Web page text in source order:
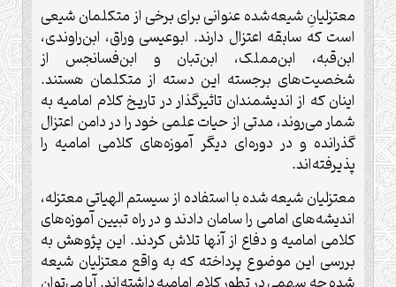
معتزلیانِ شیعه‌شده عنوانی برای برخی از متکلمان شیعی
است که سابقه اعتزال دارند. ابوعیسی وراق، ابن‌راوندی،
ابن‌قبه، ابن‌مملک، ابن‌تبان و ابن‌فسانجس از
شخصیت‌های برجسته این دسته از متکلمان هستند.
اینان که از اندیشمندان تاثیرگذار در تاریخ کلام امامیه به
شمار می‌روند، مدتی از حیات علمی خود را در دامن اعتزال
گذرانده‌ و در دوره‌ای دیگر آموزه‌های کلامی امامیه را
پذیرفته‌اند.
معتزلیان شیعه شده با استفاده از سیستم الهیاتی معتزله،
اندیشه‌های امامی را سامان دادند و در راه تبیین آموزه‌های
کلامی امامیه و دفاع از آنها تلاش کردند. این پژوهش به
بررسی این موضوع پرداخته که به واقع معتزلیان شیعه